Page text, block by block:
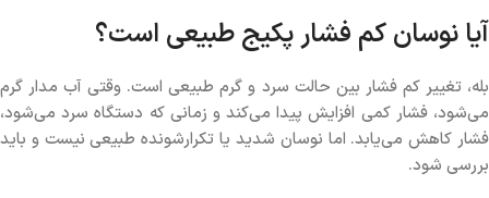
آیا نوسان کم فشار پکیج طبیعی است؟
بله، تغییر کم فشار بین حالت سرد و گرم طبیعی است. وقتی آب مدار گرم
می‌شود، فشار کمی افزایش پیدا می‌کند و زمانی که دستگاه سرد می‌شود،
فشار کاهش می‌یابد. اما نوسان شدید یا تکرارشونده طبیعی نیست و باید
بررسی شود.